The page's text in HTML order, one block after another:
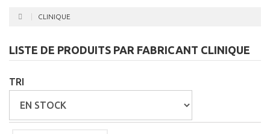
CLINIQUE
LISTE DE PRODUITS PAR FABRICANT CLINIQUE
TRI